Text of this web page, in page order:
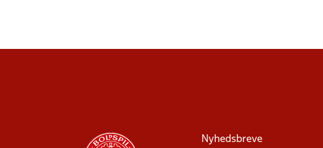
Nyhedsbreve